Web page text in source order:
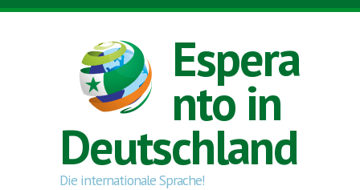
Direkt zum Inhalt
Espera
nto in
Deutschland
Die internationale Sprache!